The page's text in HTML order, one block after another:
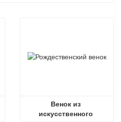
Венок из
искусственного